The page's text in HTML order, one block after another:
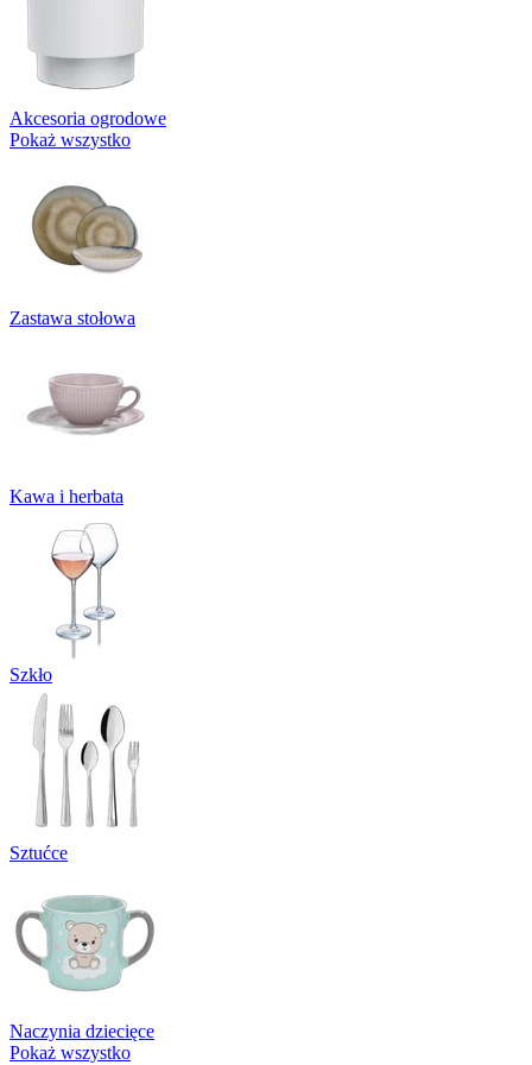
Akcesoria ogrodowe
Pokaż wszystko
Zastawa stołowa
Kawa i herbata
Szkło
Sztućce
Naczynia dziecięce
Pokaż wszystko